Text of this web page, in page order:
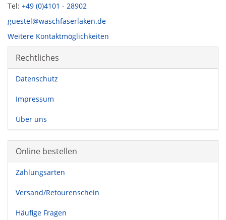
Tel: +49 (0)4101 - 28902
guestel@waschfaserlaken.de
Weitere Kontaktmöglichkeiten
Rechtliches
Datenschutz
Impressum
Über uns
Online bestellen
Zahlungsarten
Versand/Retourenschein
Häufige Fragen